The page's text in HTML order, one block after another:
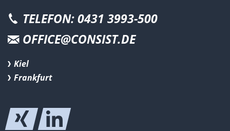
TELEFON: 0431 3993-500
OFFICE@CONSIST.DE
Kiel
Frankfurt